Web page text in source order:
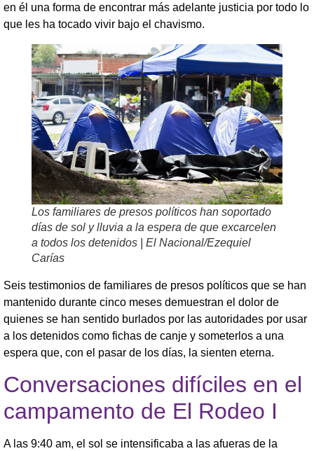
en él una forma de encontrar más adelante justicia por todo lo
que les ha tocado vivir bajo el chavismo.
Los familiares de presos políticos han soportado
días de sol y lluvia a la espera de que excarcelen
a todos los detenidos | El Nacional/Ezequiel
Carías
Seis testimonios de familiares de presos políticos que se han
mantenido durante cinco meses demuestran el dolor de
quienes se han sentido burlados por las autoridades por usar
a los detenidos como fichas de canje y someterlos a una
espera que, con el pasar de los días, la sienten eterna.
Conversaciones difíciles en el
campamento de El Rodeo I
A las 9:40 am, el sol se intensificaba a las afueras de la